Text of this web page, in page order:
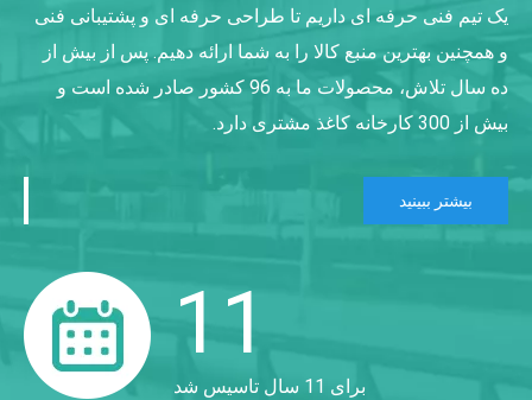
یک تیم فنی حرفه ای داریم تا طراحی حرفه ای و پشتیبانی فنی
و همچنین بهترین منبع کالا را به شما ارائه دهیم. پس از بیش از
ده سال تلاش، محصولات ما به 96 کشور صادر شده است و
بیش از 300 کارخانه کاغذ مشتری دارد.
بیشتر ببینید
11
برای 11 سال تاسیس شد